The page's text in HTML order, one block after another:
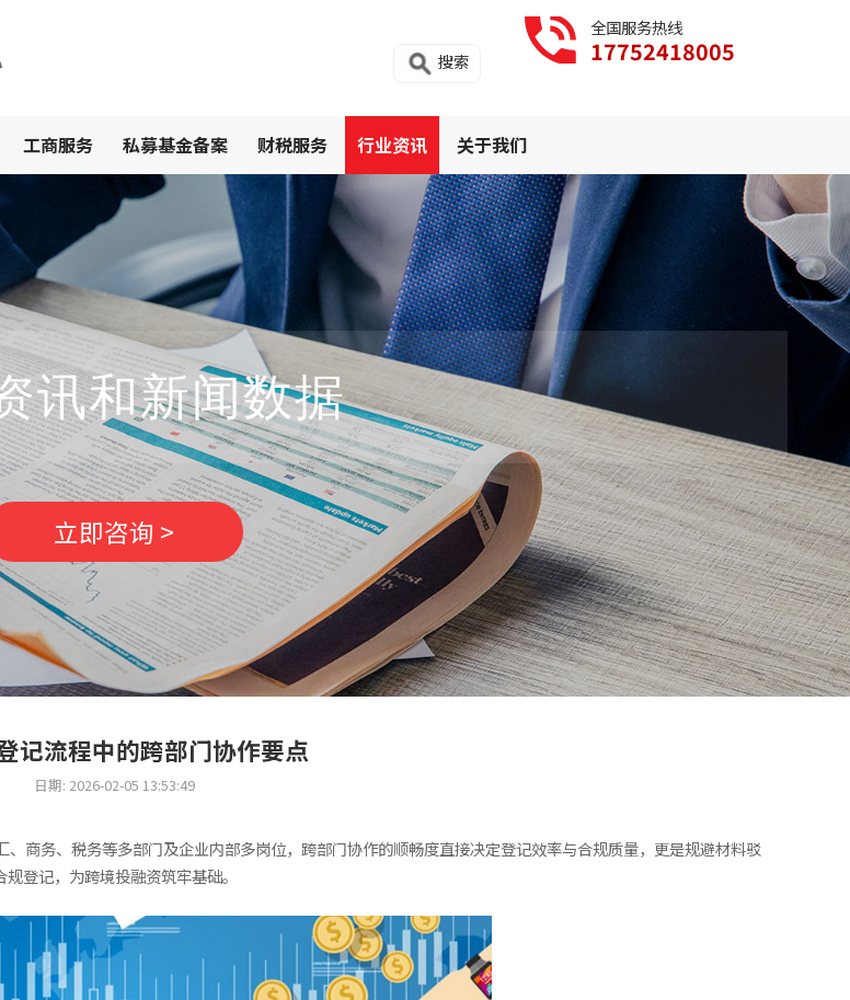
全国服务热线
17752418005
搜索
工商服务 私募基金备案 财税服务 行业资讯 关于我们
讯和新闻数据
立即咨询 >
记流程中的跨部门协作要点
日期: 2026-02-05 13:53:49
商务、税务等多部门及企业内部多岗位，跨部门协作的顺畅度直接决定登记效率与合规质量，更是规避材料驳
登记，为跨境投融资筑牢基础。